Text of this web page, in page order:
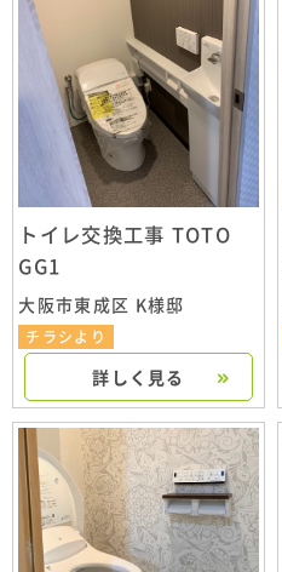
トイレ交換工事 TOTO
GG1
大阪市東成区 K様邸
チラシより
詳しく見る